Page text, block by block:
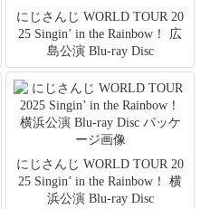
にじさんじ WORLD TOUR 20
25 Singin’ in the Rainbow！ 広
島公演 Blu-ray Disc
にじさんじ WORLD TOUR 20
25 Singin’ in the Rainbow！ 横
浜公演 Blu-ray Disc